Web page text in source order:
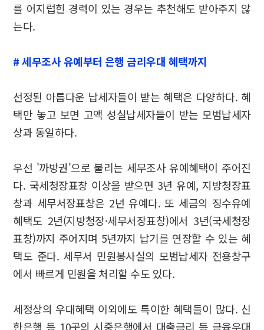
를 어지럽힌 경력이 있는 경우는 추천해도 받아주지 않
는다.
# 세무조사 유예부터 은행 금리우대 혜택까지
선정된 아름다운 납세자들이 받는 혜택은 다양하다. 혜
택만 놓고 보면 고액 성실납세자들이 받는 모범납세자
상과 동일하다.
우선 '까방권'으로 불리는 세무조사 유예혜택이 주어진
다. 국세청장표창 이상을 받으면 3년 유예, 지방청장표
창과 세무서장표창은 2년 유예다. 또 세금의 징수유예
혜택도 2년(지방청장·세무서장표창)에서 3년(국세청장
표창)까지 주어지며 5년까지 납기를 연장할 수 있는 혜
택도 준다. 세무서 민원봉사실의 모범납세자 전용창구
에서 빠르게 민원을 처리할 수도 있다.
세정상의 우대혜택 이외에도 특이한 혜택들이 많다. 신
한은행 등 10곳의 시중은행에서 대출금리 등 금융우대